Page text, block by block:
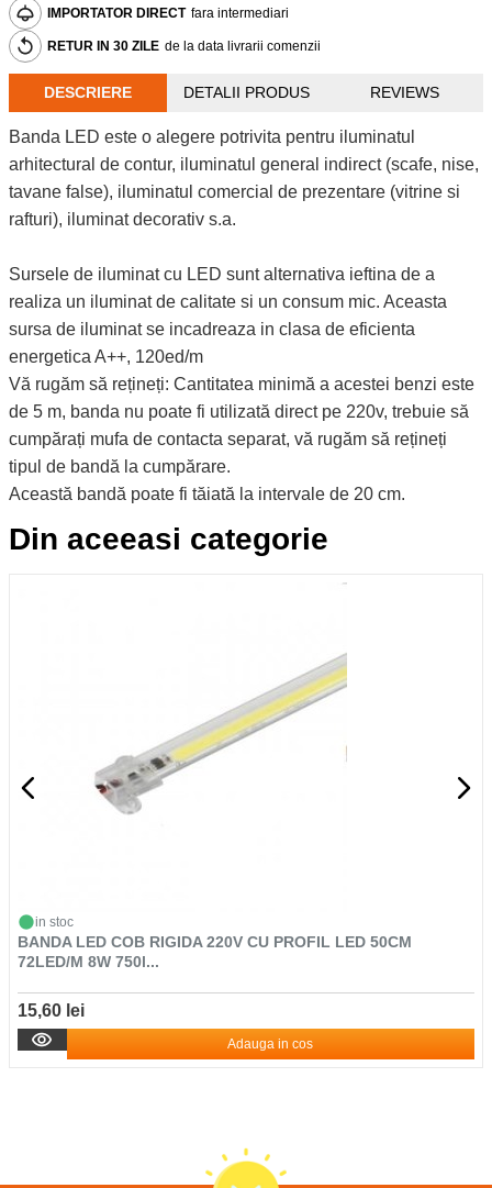
IMPORTATOR DIRECT fara intermediari
RETUR IN 30 ZILE de la data livrarii comenzii
DESCRIERE DETALII PRODUS REVIEWS
Banda LED este o alegere potrivita pentru iluminatul
arhitectural de contur, iluminatul general indirect (scafe, nise,
tavane false), iluminatul comercial de prezentare (vitrine si
rafturi), iluminat decorativ s.a.
Sursele de iluminat cu LED sunt alternativa ieftina de a
realiza un iluminat de calitate si un consum mic. Aceasta
sursa de iluminat se incadreaza in clasa de eficienta
energetica A++, 120ed/m
Vă rugăm să rețineți: Cantitatea minimă a acestei benzi este
de 5 m, banda nu poate fi utilizată direct pe 220v, trebuie să
cumpărați mufa de contacta separat, vă rugăm să rețineți
tipul de bandă la cumpărare.
Această bandă poate fi tăiată la intervale de 20 cm.
Din aceeasi categorie
in stoc
BANDA LED COB RIGIDA 220V CU PROFIL LED 50CM
72LED/M 8W 750l...
15,60 lei
Adauga in cos